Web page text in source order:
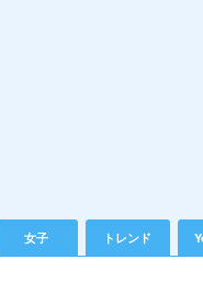
女子 トレンド